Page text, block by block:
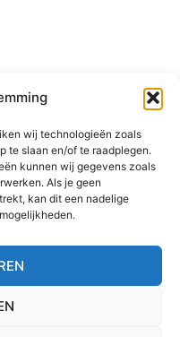
wij technologieën zoals
te slaan en/of te raadplegen.
kunnen wij gegevens zoals
Als je geen
kan dit een nadelige